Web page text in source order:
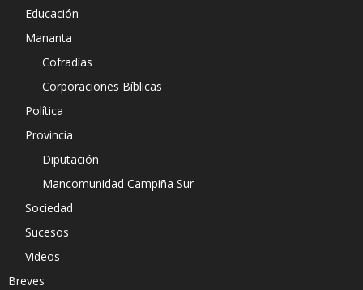
Educación
Mananta
Cofradías
Corporaciones Bíblicas
Política
Provincia
Diputación
Mancomunidad Campiña Sur
Sociedad
Sucesos
Videos
Breves